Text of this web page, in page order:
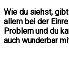
Wie du siehst,
allem bei der
Problem und du
auch wunderbar